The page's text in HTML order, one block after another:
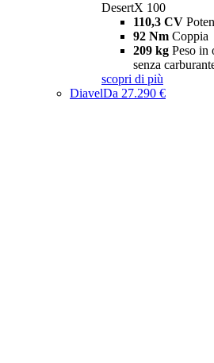
DesertX 100
110,3 CV
92 Nm Coppia
209 kg Peso in
senza
scopri di più
DiavelDa 27.290 €